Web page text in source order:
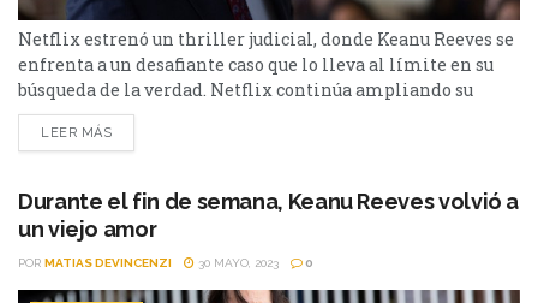
Netflix estrenó un thriller judicial, donde Keanu Reeves se
enfrenta a un desafiante caso que lo lleva al límite en su
búsqueda de la verdad. Netflix continúa ampliando su
catálogo con películas que abordan una variedad de
géneros, y esta vez nos sumerge en el intrigante mundo de
como "The Whole...
LEER MÁS
Durante el fin de semana, Keanu Reeves volvió a
un viejo amor
POR MATIAS DEVINCENZI 30 MAYO, 2023 0